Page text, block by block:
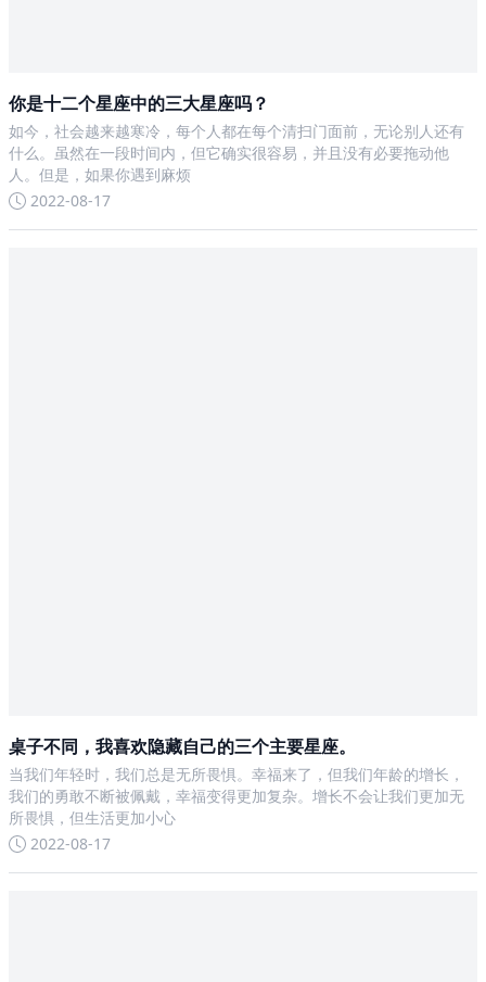
你是十二个星座中的三大星座吗？
如今，社会越来越寒冷，每个人都在每个清扫门面前，无论别人还有
什么。虽然在一段时间内，但它确实很容易，并且没有必要拖动他
人。但是，如果你遇到麻烦
2022-08-17
桌子不同，我喜欢隐藏自己的三个主要星座。
当我们年轻时，我们总是无所畏惧。幸福来了，但我们年龄的增长，
我们的勇敢不断被佩戴，幸福变得更加复杂。增长不会让我们更加无
所畏惧，但生活更加小心
2022-08-17